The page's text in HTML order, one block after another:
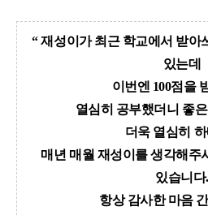
“재성이가 최근 학교에서 받아
있는데
이번엔 100점을
열심히 공부했더니 좋
더욱 열심히
매년 매월 재성이를 생각해주
있습니다.
항상 감사한 마음